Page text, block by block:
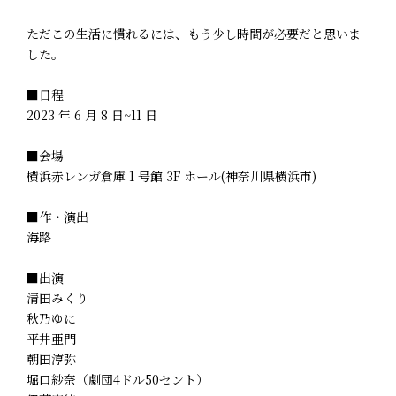
ただこの生活に慣れるには、もう少し時間が必要だと思いま
した。
■日程
2023 年 6 月 8 日~11 日
■会場
横浜赤レンガ倉庫 1 号館 3F ホール(神奈川県横浜市)
■作・演出
海路
■出演
清田みくり
秋乃ゆに
平井亜門
朝田淳弥
堀口紗奈（劇団4ドル50セント）